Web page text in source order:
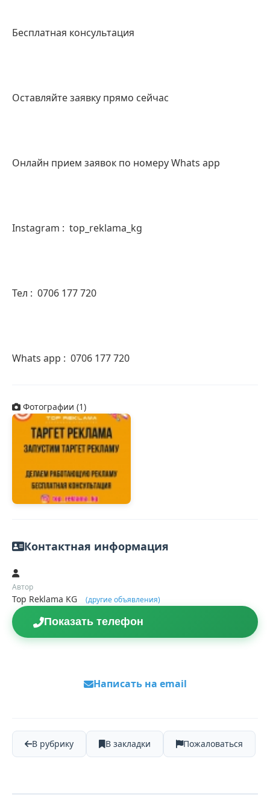
Бесплатная консультация
Оставляйте заявку прямо сейчас
Онлайн прием заявок по номеру Whats app
Instagram :  top_reklama_kg
Тел :  0706 177 720
Whats app :  0706 177 720
Фотографии (1)
Контактная информация
Автор
Top Reklama KG (другие объявления)
Показать телефон
Написать на email
В рубрику В закладки Пожаловаться